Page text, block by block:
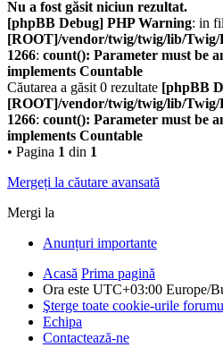
Nu a fost găsit niciun rezultat.
[phpBB Debug] PHP Warning: in
[ROOT]/vendor/twig/twig/lib/Twig/
1266: count(): Parameter must be
implements Countable
Căutarea a găsit 0 rezultate [phpBB
[ROOT]/vendor/twig/twig/lib/Twig/
1266: count(): Parameter must be
implements Countable
• Pagina 1 din 1
Mergeți la căutare avansată
Mergi la
Anunțuri importante
Acasă Prima pagină
Ora este UTC+03:00 Europe/
Şterge toate cookie-urile
Echipa
Contactează-ne